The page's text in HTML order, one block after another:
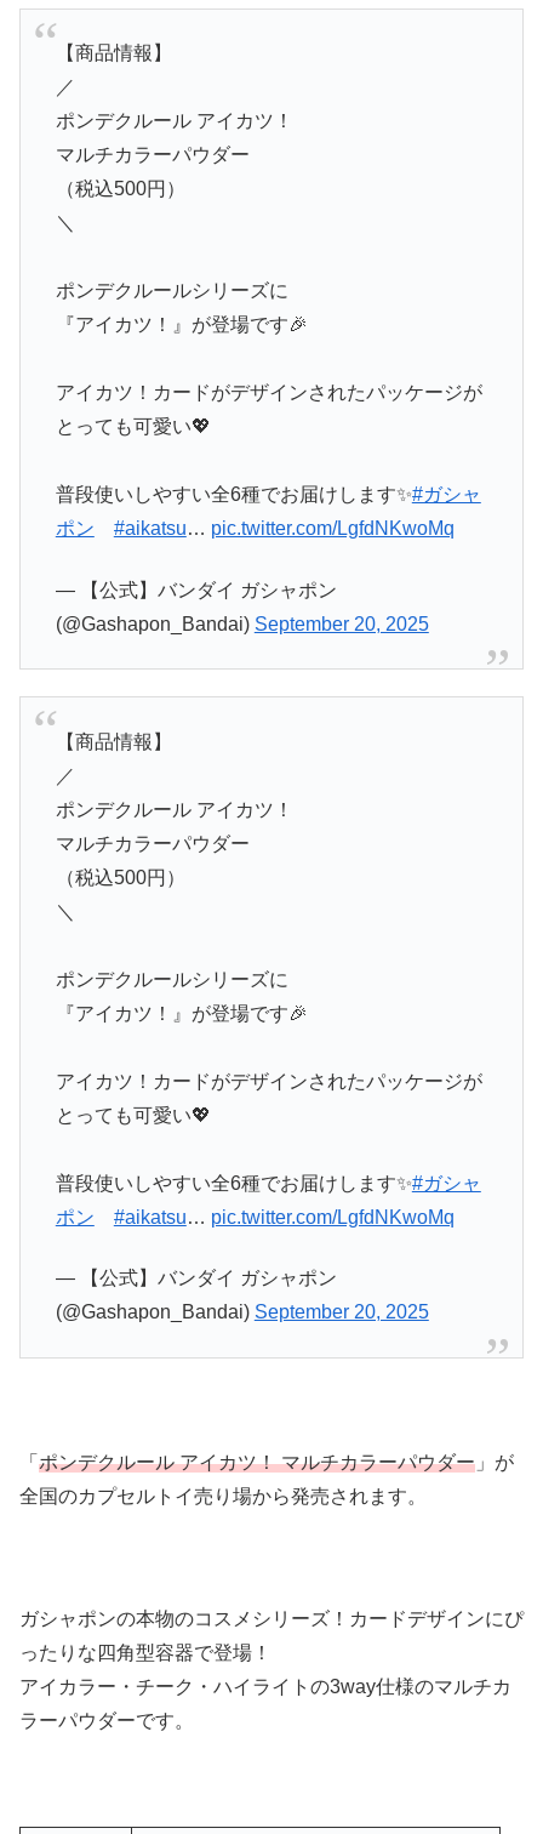
【商品情報】
／
ポンデクルール アイカツ！
マルチカラーパウダー
（税込500円）
＼
ポンデクルールシリーズに
『アイカツ！』が登場です🎉
アイカツ！カードがデザインされたパッケージが
とっても可愛い💖
普段使いしやすい全6種でお届けします✨#ガシャ
ポン
#aikatsu… pic.twitter.com/LgfdNKwoMq
— 【公式】バンダイ ガシャポン
(@Gashapon_Bandai) September 20, 2025
【商品情報】
／
ポンデクルール アイカツ！
マルチカラーパウダー
（税込500円）
＼
ポンデクルールシリーズに
『アイカツ！』が登場です🎉
アイカツ！カードがデザインされたパッケージが
とっても可愛い💖
普段使いしやすい全6種でお届けします✨#ガシャ
ポン
#aikatsu… pic.twitter.com/LgfdNKwoMq
— 【公式】バンダイ ガシャポン
(@Gashapon_Bandai) September 20, 2025
「 ポンデクルール アイカツ！ マルチカラーパウダー 」が
全国のカプセルトイ売り場から発売されます。
ガシャポンの本物のコスメシリーズ！カードデザインにぴ
ったりな四角型容器で登場！
アイカラー・チーク・ハイライトの3way仕様のマルチカ
ラーパウダーです。